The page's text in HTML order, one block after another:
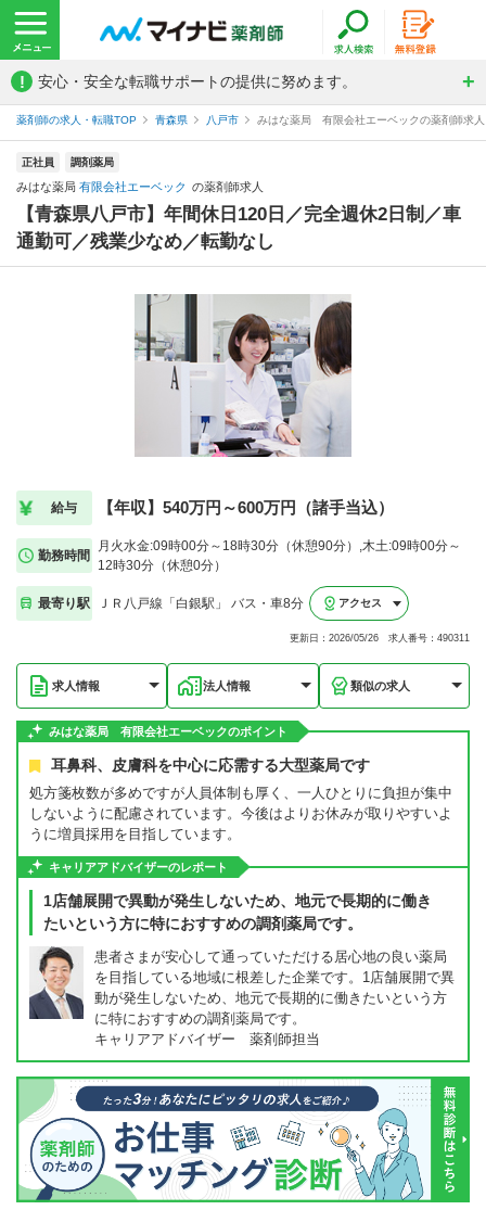
! 安心・安全な転職サポートの提供に努めます。
薬剤師の求人・転職TOP 青森県 八戸市 みはな薬局 有限会社エーベックの薬剤師求人
正社員 調剤薬局
みはな薬局 有限会社エーベック の薬剤師求人
【青森県八戸市】年間休日120日／完全週休2日制／車
通勤可／残業少なめ／転勤なし
給与 【年収】540万円～600万円（諸手当込）
勤務時間
月火水金:09時00分～18時30分（休憩90分）,木土:09時00分～
12時30分（休憩0分）
最寄り駅 ＪＲ八戸線「白銀駅」 バス・車8分 アクセス
更新日：2026/05/26 求人番号：490311
求人情報 法人情報 類似の求人
みはな薬局 有限会社エーベックのポイント
耳鼻科、皮膚科を中心に応需する大型薬局です
処方箋枚数が多めですが人員体制も厚く、一人ひとりに負担が集中
しないように配慮されています。今後はよりお休みが取りやすいよ
うに増員採用を目指しています。
キャリアアドバイザーのレポート
1店舗展開で異動が発生しないため、地元で長期的に働き
たいという方に特におすすめの調剤薬局です。
患者さまが安心して通っていただける居心地の良い薬局
を目指している地域に根差した企業です。1店舗展開で異
動が発生しないため、地元で長期的に働きたいという方
に特におすすめの調剤薬局です。
キャリアアドバイザー 薬剤師担当